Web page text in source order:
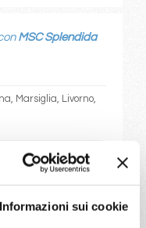
Informazioni sui cookie
MSC Splendida
Marsiglia, Livorno,
12/08/2026
€ 1.053
26/08/2026